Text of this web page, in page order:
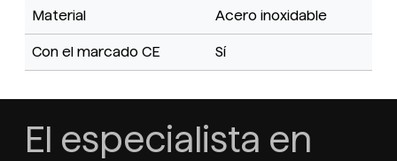
Material Acero inoxidable
Con el marcado CE Sí
El especialista en